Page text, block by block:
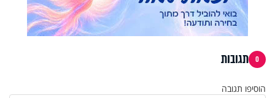
0 תגובות
הוסיפו תגובה